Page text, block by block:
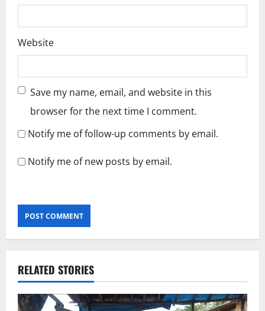
Website
Save my name, email, and website in this
browser for the next time I comment.
Notify me of follow-up comments by email.
Notify me of new posts by email.
RELATED STORIES